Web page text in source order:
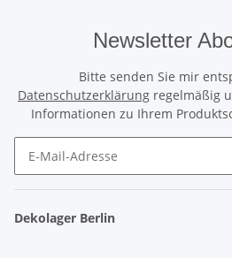
Newsletter
Bitte senden Sie mir
Datenschutzerklärung regelmäßig
Informationen zu Ihrem
Dekolager Berlin